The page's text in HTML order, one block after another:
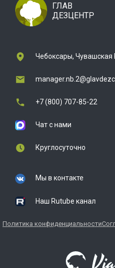
ГЛАВ
ДЕЗЦЕНТР
Чебоксары, Чувашская
+7 (800) 707-85-22
Чат с нами
Круглосуточно
Мы в контакте
Наш Rutube канал
Политика конфиденциальности